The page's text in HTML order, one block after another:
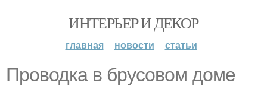
ИНТЕРЬЕР И ДЕКОР
главная новости статьи
Проводка в брусовом доме